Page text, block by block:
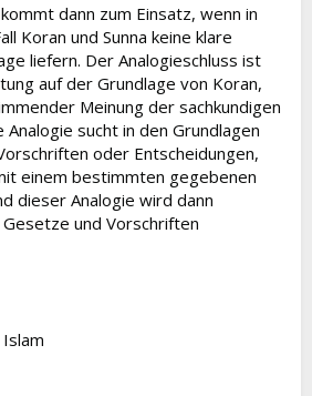
dann zum Einsatz, wenn in
Koran und Sunna keine klare
liefern. Der Analogieschluss ist
auf der Grundlage von Koran,
Meinung der sachkundigen
sucht in den Grundlagen
oder Entscheidungen,
einem bestimmten gegebenen
dieser Analogie wird dann
und Vorschriften